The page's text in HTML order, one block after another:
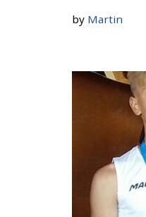
by Martin